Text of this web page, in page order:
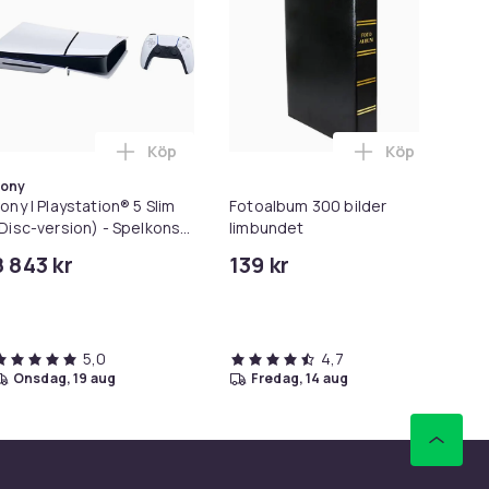
- MagSafe Gen 3 - 96W i varukorgen
/ Vattenbarriär – Självhäftande Silikonlist Håll
| Playstation® 5 Slim
version) - Spelkonsol
843 kr
Lägg till Sony | Playstation® 5 Slim (Disc-
Köp
5,0
onsdag, 19 aug
Fotoalbum 300 bilder
limbundet
139 kr
Lägg till
Köp
4,7
fredag, 14 aug